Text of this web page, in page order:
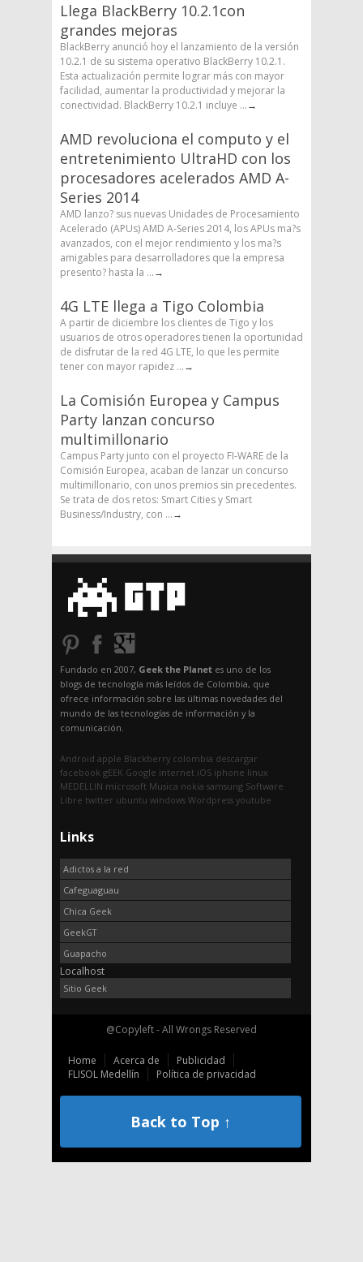
Llega BlackBerry 10.2.1con
grandes mejoras
BlackBerry anunció hoy el lanzamiento de la versión
10.2.1 de su sistema operativo BlackBerry 10.2.1.
Esta actualización permite lograr más con mayor
facilidad, aumentar la productividad y mejorar la
conectividad. BlackBerry 10.2.1 incluye ...→
AMD revoluciona el computo y el
entretenimiento UltraHD con los
procesadores acelerados AMD A-
Series 2014
AMD lanzo? sus nuevas Unidades de Procesamiento
Acelerado (APUs) AMD A-Series 2014, los APUs ma?s
avanzados, con el mejor rendimiento y los ma?s
amigables para desarrolladores que la empresa
presento? hasta la ...→
4G LTE llega a Tigo Colombia
A partir de diciembre los clientes de Tigo y los
usuarios de otros operadores tienen la oportunidad
de disfrutar de la red 4G LTE, lo que les permite
tener con mayor rapidez ...→
La Comisión Europea y Campus
Party lanzan concurso
multimillonario
Campus Party junto con el proyecto FI-WARE de la
Comisión Europea, acaban de lanzar un concurso
multimillonario, con unos premios sin precedentes.
Se trata de dos retos: Smart Cities y Smart
Business/Industry, con ...→
Fundado en 2007, Geek the Planet es uno de los
blogs de tecnología más leídos de Colombia, que
ofrece información sobre las últimas novedades del
mundo de las tecnologías de información y la
comunicación.
Android apple Blackberry colombia descargar
facebook gEEK Google internet iOS iphone linux
MEDELLIN microsoft Musica nokia samsung Software
Libre twitter ubuntu windows Wordpress youtube
Links
Adictos a la red
Cafeguaguau
Chica Geek
GeekGT
Guapacho
Localhost
Sitio Geek
@Copyleft - All Wrongs Reserved
Home Acerca de
Publicidad
FLISOL Medellín
Política de privacidad
Back to Top ↑